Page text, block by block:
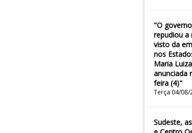
"O
repudiou a
visto da
nos
Maria
anunciada
feira (4)"
Terça 04/08/
Sudeste,